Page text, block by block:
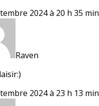
2024 à 20 h 35 min
Raven
2024 à 23 h 13 min